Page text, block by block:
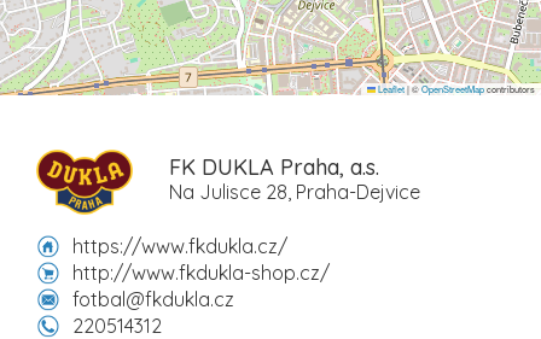
Leaflet|©OpenStreetMapcontributors
FK DUKLA Praha, a.s.
Na Julisce 28, Praha-Dejvice
https://www.fkdukla.cz/
http://www.fkdukla-shop.cz/
fotbal@fkdukla.cz
220514312